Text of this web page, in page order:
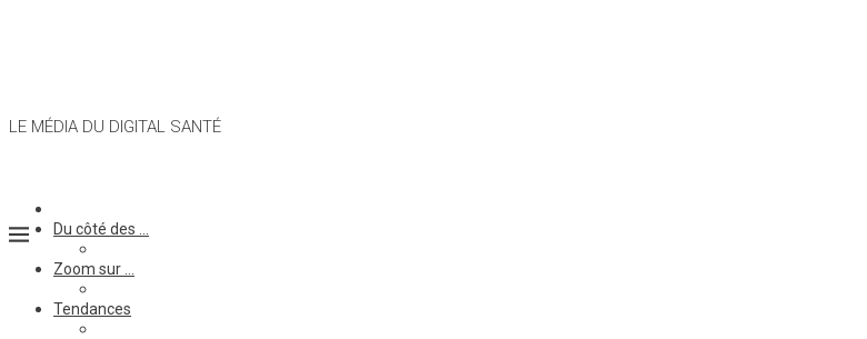
LE MÉDIA DU DIGITAL SANTÉ
Du côté des …
Zoom sur …
Tendances